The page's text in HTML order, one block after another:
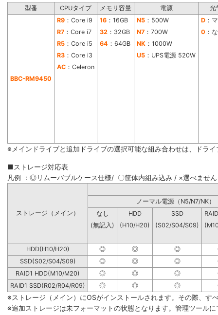
型番 CPUタイプ メモリ容量 電源 光
BBC-RM9450
R9 ：Core i9 16 ：16GB N5 ：500W D ：
R7 ：Core i7 32 ：32GB N7 ：700W 0 ：
R5 ：Core i5 64 ：64GB NK ：1000W
R3 ：Core i3 U5 ：UPS電源 520W
AC ：Celeron
※メインドライブと追加ドライブの選択可能な組み合わせは、ドラ
■ストレージ対応表
凡例 ：◎リムーバブルケース仕様/ 〇筐体内組み込み / ×選べません
ノーマル電源（N5/
ストレージ（メイン）
なし HDD SSD
(無記入)
(H10/H20) (S02/S04/S09)
HDD(H10/H20) ◎ ◎ ◎
SSD(S02/S04/S09)
◎ ◎ ◎
RAID1 HDD(M10/M20)
◎ ◎ ◎
RAID1 SSD(R02/R04/R09)
◎ ◎ ◎
※ストレージ（メイン）にOSがインストールされます。その際、す
※追加ストレージは未フォーマットの状態となります。管理ツール